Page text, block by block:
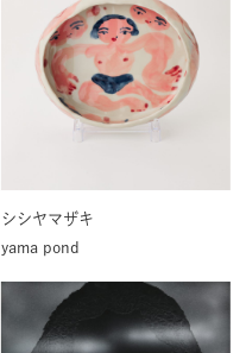
シシヤマザキ
yama pond